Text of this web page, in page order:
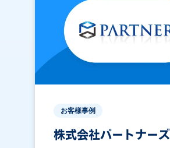
お客様事例
株式会社パートナーズ